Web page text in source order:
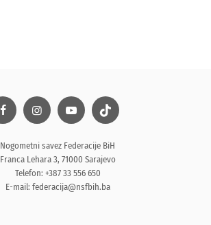
Nogometni savez Federacije BiH
Franca Lehara 3, 71000 Sarajevo
Telefon: +387 33 556 650
E-mail: federacija@nsfbih.ba